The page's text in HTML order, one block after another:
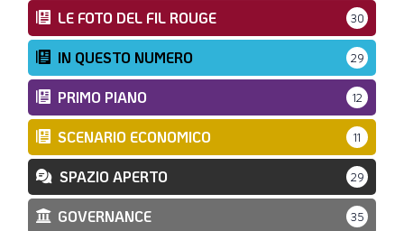
LE FOTO DEL FIL ROUGE 30
IN QUESTO NUMERO 29
PRIMO PIANO 12
SCENARIO ECONOMICO 11
SPAZIO APERTO 29
GOVERNANCE 35